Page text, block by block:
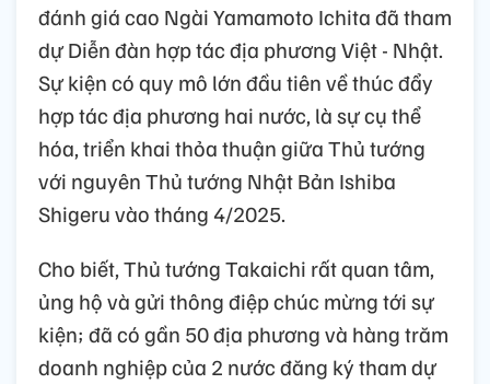
đánh giá cao Ngài Yamamoto Ichita đã tham
dự Diễn đàn hợp tác địa phương Việt - Nhật.
Sự kiện có quy mô lớn đầu tiên về thúc đẩy
hợp tác địa phương hai nước, là sự cụ thể
hóa, triển khai thỏa thuận giữa Thủ tướng
với nguyên Thủ tướng Nhật Bản Ishiba
Shigeru vào tháng 4/2025.
Cho biết, Thủ tướng Takaichi rất quan tâm,
ủng hộ và gửi thông điệp chúc mừng tới sự
kiện; đã có gần 50 địa phương và hàng trăm
doanh nghiệp của 2 nước đăng ký tham dự